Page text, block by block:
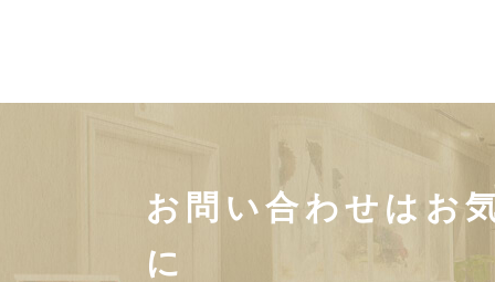
お問い合わせはお
に